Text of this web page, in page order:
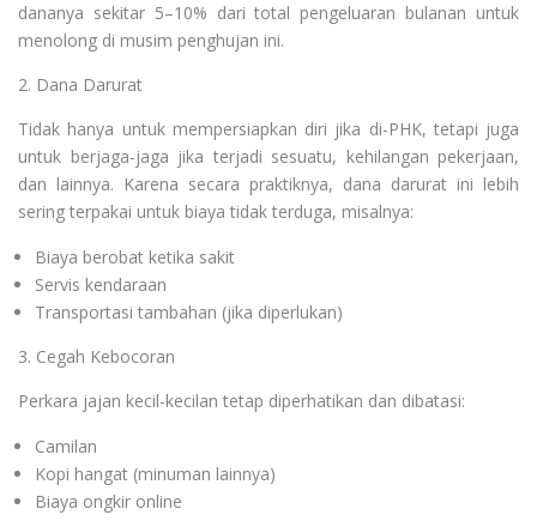
dananya sekitar 5–10% dari total pengeluaran bulanan untuk
menolong di musim penghujan ini.
2. Dana Darurat
Tidak hanya untuk mempersiapkan diri jika di-PHK, tetapi juga
untuk berjaga-jaga jika terjadi sesuatu, kehilangan pekerjaan,
dan lainnya. Karena secara praktiknya, dana darurat ini lebih
sering terpakai untuk biaya tidak terduga, misalnya:
Biaya berobat ketika sakit
Servis kendaraan
Transportasi tambahan (jika diperlukan)
3. Cegah Kebocoran
Perkara jajan kecil-kecilan tetap diperhatikan dan dibatasi:
Camilan
Kopi hangat (minuman lainnya)
Biaya ongkir online